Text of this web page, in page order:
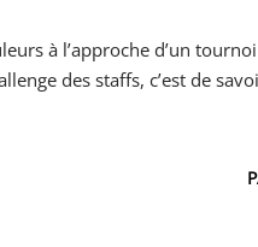
à l’approche d’un
des staffs, c’est de